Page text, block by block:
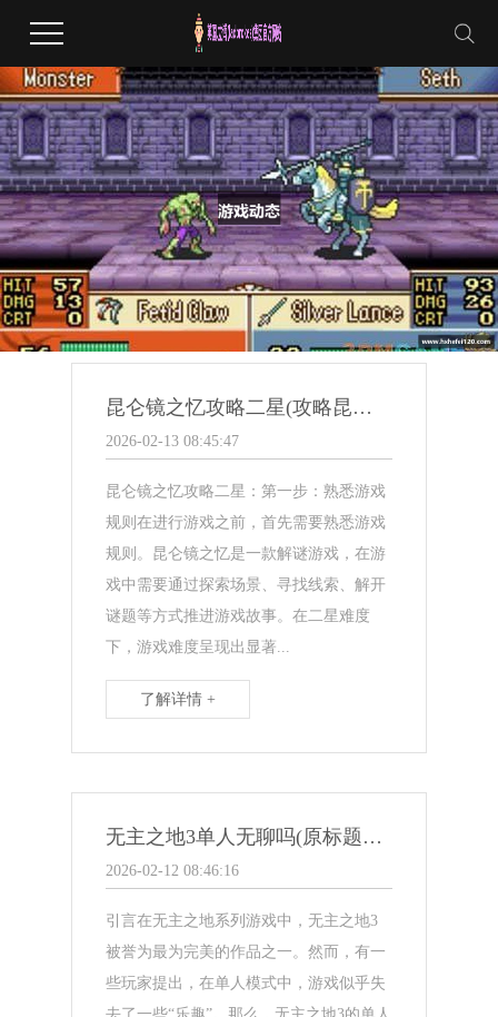
昆仑镜之忆攻略二星(攻略昆仑镜之忆二星难度)
2026-02-13 08:45:47
昆仑镜之忆攻略二星：第一步：熟悉游戏
规则在进行游戏之前，首先需要熟悉游戏
规则。昆仑镜之忆是一款解谜游戏，在游
戏中需要通过探索场景、寻找线索、解开
谜题等方式推进游戏故事。在二星难度
下，游戏难度呈现出显著...
了解详情 +
无主之地3单人无聊吗(原标题：无主之地3单人无聊吗新标题：无聊？无主之地3单人模式让你的游戏体验一次暴走)
2026-02-12 08:46:16
引言在无主之地系列游戏中，无主之地3
被誉为最为完美的作品之一。然而，有一
些玩家提出，在单人模式中，游戏似乎失